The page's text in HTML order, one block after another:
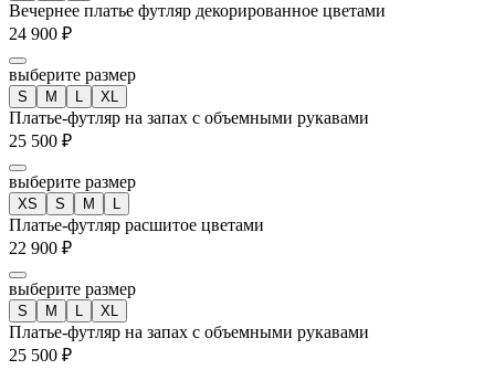
Вечернее платье футляр декорированное цветами
24 900 ₽
выберите размер
S M L XL
Платье-футляр на запах с объемными рукавами
25 500 ₽
выберите размер
XS S M L
Платье-футляр расшитое цветами
22 900 ₽
выберите размер
S M L XL
Платье-футляр на запах с объемными рукавами
25 500 ₽